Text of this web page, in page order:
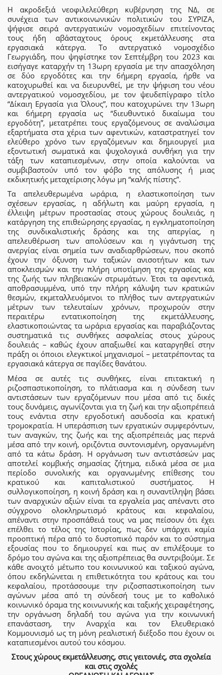
Η ακροδεξιά νεοφιλελεύθερη κυβέρνηση της ΝΔ, σε
συνέχεια των αντικοινωνικών πολιτικών του ΣΥΡΙΖΑ,
ψήφισε σειρά αντεργατικών νομοσχεδίων επιτείνοντας
τους ήδη αβάσταχτους όρους εκμετάλλευσης στα
εργασιακά κάτεργα. Το αντεργατικό νομοσχέδιο
Γεωργιάδη, που ψηφίστηκε τον Σεπτέμβρη του 2023 και
εισήγαγε καταρχήν τη 13ωρη εργασία με την απασχόληση
σε δύο εργοδότες και την 6ήμερη εργασία, ήρθε να
κατοχυρωθεί και να διευρυνθεί, με την ψήφιση του νέου
αντεργατικού νομοσχεδίου, με τον ψευδεπίγραφο τίτλο
“Δίκαιη Εργασία για Όλους”, που κατοχυρώνει την 13ωρη
και 6ήμερη εργασία ως “διευθυντικό δικαίωμα του
εργοδότη”, μετατρέπει τους εργαζόμενους σε αναλώσιμα
εξαρτήματα στα χέρια των αφεντικών, καταστρατηγεί τον
ελεύθερο χρόνο των εργαζόμενων και δημιουργεί μια
εξοντωτική σωματικά και ψυχολογικά συνθήκη για την
τάξη των καταπιεσμένων, στην οποία καλούνται να
συμβιβαστούν υπό τον φόβο της απόλυσης ή μιας
εκδικητικής μεταχείρισης λόγω μη “καλής πίστης”.
Τα απελευθερωμένα ωράρια, η ελαστικοποίηση των
σχέσεων εργασίας, η αδήλωτη και μαύρη εργασία, η
έλλειψη μέτρων προστασίας στους χώρους δουλειάς, η
κατάργηση της επιθεώρησης εργασίας, η εγκληματοποίηση
της συνδικαλιστικής δράσης και της απεργίας, η
απελευθέρωση των απολύσεων και η γιγάντωση της
ανεργίας είναι σημεία των αναδιαρθρώσεων, που σκοπό
έχουν την όξυνση των ταξικών ανισοτήτων και των
αποκλεισμών και την πλήρη υποτίμηση της εργασίας και
της ζωής των πληβειακών στρωμάτων. Έτσι τα αφεντικά,
αποθρασυμμένα, υπό την πλήρη κάλυψη των κρατικών
θεσμών, εκμεταλλευόμενοι το πλήθος των αντεργατικών
μέτρων των τελευταίων χρόνων, προχωρούν στην
περαιτέρω εντατικοποίηση της εκμετάλλευσης,
ελαστικοποιώντας τα ωράρια εργασίας και παραβιάζοντας
συστηματικά τις συνθήκες ασφαλείας στους χώρους
δουλειάς – καθώς έχουν απαξιωθεί και καταργηθεί στην
πράξη οι όποιοι ελεγκτικοί μηχανισμοί – μετατρέποντας τα
εργασιακά κάτεργα σε παγίδες θανάτου.
Μέσα σε αυτές τις συνθήκες, είναι επιτακτική η
ριζοσπαστικοποίηση, το πλάτιασμα και η σύνδεση των
αντιστάσεων των εργαζόμενων που μέσα από τις δικές
τους δυνάμεις, αγωνίζονται για τη ζωή και την αξιοπρέπειά
τους ενάντια στην εργοδοτική ασυδοσία και κρατική
τρομοκρατία. Η υπεράσπιση των εργατικών συμφερόντων,
των αναγκών, της ζωής και της αξιοπρέπειάς μας περνά
μέσα από την κοινή, οριζόντια συντονισμένη, οργανωμένη
από τα κάτω δράση. Η οργάνωση των αντιστάσεών μας
αποτελεί κομβικής σημασίας ζήτημα, ειδικά μέσα σε μια
περίοδο συνολικής και οργανωμένης επίθεσης του
κρατικού και καπιταλιστικού συστήματος. Η
συλλογικοποίηση, η κοινή δράση και η συναντίληψη βάσει
των αναρχικών αξιών είναι τα εργαλεία μας απέναντι στο
σύγχρονο ολοκληρωτισμό κράτους και κεφαλαίου,
απέναντι στην προσπάθειά τους να μας πείσουν ότι έχει
επέλθει το τέλος της Ιστορίας, πως δεν υπάρχει καμία
προοπτική πέρα από το δυστοπικό παρόν και το σύστημα
εξουσίας που το δημιουργεί και πως αν επιλέξουμε το
δρόμο του αγώνα και της αξιοπρέπειας θα συντριβούμε. Σε
κάθε ανοιχτό μέτωπο του κοινωνικού και ταξικού αγώνα,
όπου εκδηλώνεται η επιθετικότητα του κράτους και του
κεφαλαίου, προτάσσουμε την ριζοσπαστικοποίηση των
αγώνων μέσα από τη σύνδεσή τους με το καθολικό
κοινωνικό όραμα της κοινωνικής και ταξικής χειραφέτησης,
την οργάνωση δηλαδή του αγώνα για την κοινωνική
επανάσταση, την Αναρχία και τον Ελευθεριακό
Κομμουνισμό ως τη μόνη ρεαλιστική διέξοδο που έχουν οι
καταπιεσμένοι αυτού του κόσμου.
Στους χώρους εκμετάλλευσης, στις γειτονιές, στα σχολεία
και στις σχολές